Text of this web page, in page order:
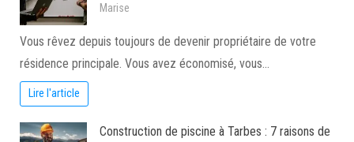
Marise
Vous rêvez depuis toujours de devenir propriétaire de votre
résidence principale. Vous avez économisé, vous…
Lire l'article
Construction de piscine à Tarbes : 7 raisons de